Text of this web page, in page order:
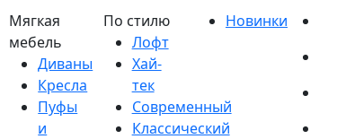
Диваны
Кресла
Пуфы
и